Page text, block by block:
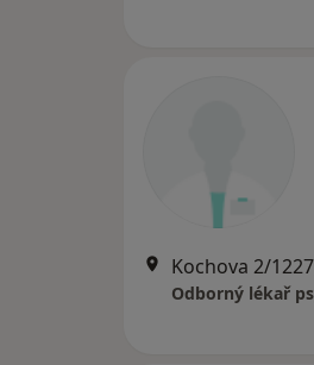
Kochova 2/
Odborný lékař